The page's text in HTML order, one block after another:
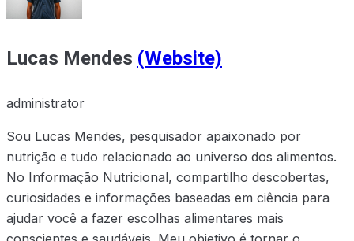
Lucas Mendes (Website)
administrator
Sou Lucas Mendes, pesquisador apaixonado por
nutrição e tudo relacionado ao universo dos alimentos.
No Informação Nutricional, compartilho descobertas,
curiosidades e informações baseadas em ciência para
ajudar você a fazer escolhas alimentares mais